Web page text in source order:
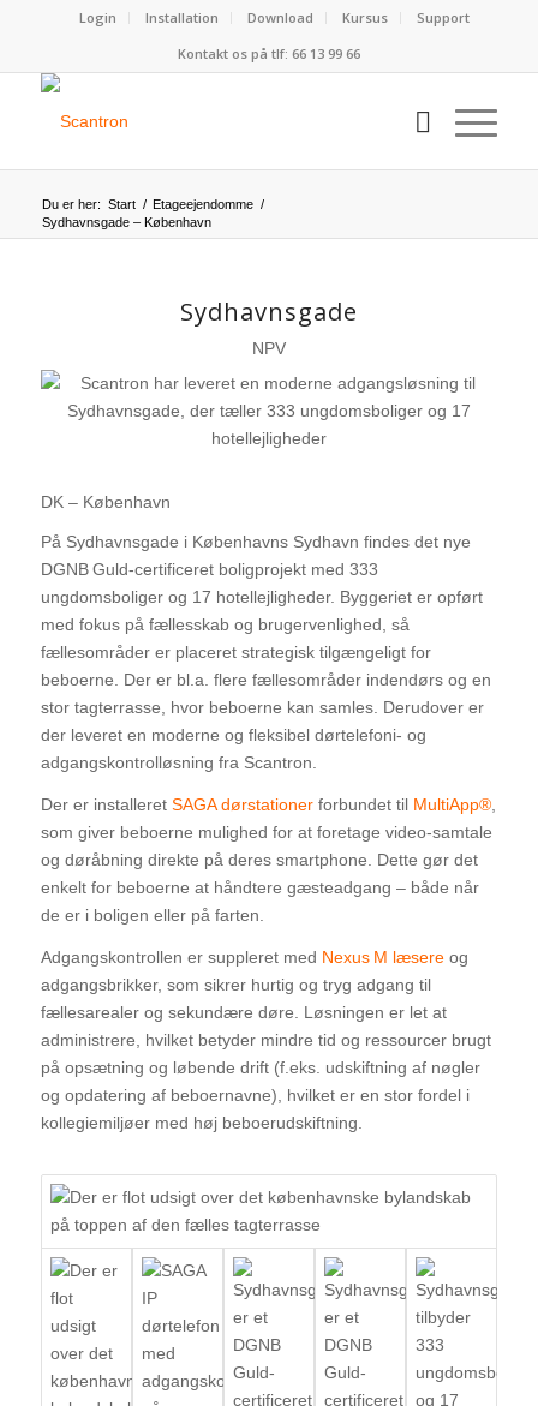
Login Installation Download Kursus
Support
Kontakt os på tlf: 66 13 99 66
Du er her: Start / Etageejendomme /
Sydhavnsgade – København
Sydhavnsgade
NPV
DK – København
På Sydhavnsgade i Københavns Sydhavn findes det nye
DGNB Guld‑certificeret boligprojekt med 333
ungdomsboliger og 17 hotellejligheder. Byggeriet er opført
med fokus på fællesskab og brugervenlighed, så
fællesområder er placeret strategisk tilgængeligt for
beboerne. Der er bl.a. flere fællesområder indendørs og en
stor tagterrasse, hvor beboerne kan samles. Derudover er
der leveret en moderne og fleksibel dørtelefoni- og
adgangskontrolløsning fra Scantron.
Der er installeret SAGA dørstationerforbundet til MultiApp®,
som giver beboerne mulighed for at foretage video‑samtale
og døråbning direkte på deres smartphone. Dette gør det
enkelt for beboerne at håndtere gæsteadgang – både når
de er i boligen eller på farten.
Adgangskontrollen er suppleret med Nexus M læsereog
adgangsbrikker, som sikrer hurtig og tryg adgang til
fællesarealer og sekundære døre. Løsningen er let at
administrere, hvilket betyder mindre tid og ressourcer brugt
på opsætning og løbende drift (f.eks. udskiftning af nøgler
og opdatering af beboernavne), hvilket er en stor fordel i
kollegiemiljøer med høj beboerudskiftning.